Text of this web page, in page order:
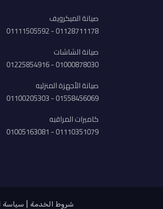
صيانة الميكرويف
01128711178 - 01111505592
صيانة الشاشات
01000878030 - 01225854916
صيانة الأجهزة المنزليه
01558456069 - 01100205303
كاميرات المراقبه
01110351079 - 01005163081
شروط الخدمة سياسة